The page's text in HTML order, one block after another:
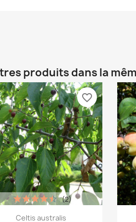
produits dans la
Aperçu rapide
Celtis australis
(2)
favorite_border